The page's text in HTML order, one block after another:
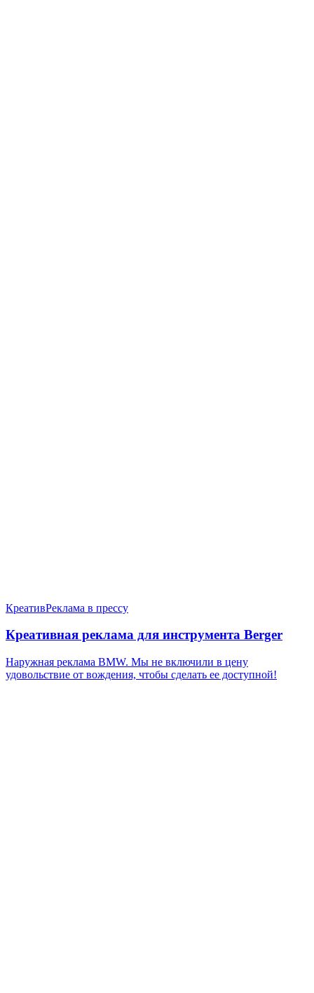
КреативРеклама в прессу
Креативная реклама для инструмента Berger
Наружная реклама BMW. Мы не включили в цену
удовольствие от вождения, чтобы сделать ее доступной!